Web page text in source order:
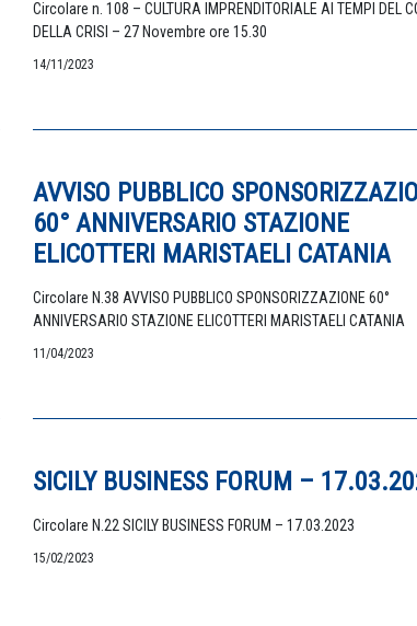
Circolare n. 108 – CULTURA IMPRENDITORIALE AI TEMPI DEL
DELLA CRISI – 27 Novembre ore 15.30
14/11/2023
AVVISO PUBBLICO
60° ANNIVERSARIO STAZIONE
ELICOTTERI MARISTAELI CATANIA
Circolare N.38 AVVISO PUBBLICO SPONSORIZZAZIONE 60°
ANNIVERSARIO STAZIONE ELICOTTERI MARISTAELI CATANIA
11/04/2023
SICILY BUSINESS FORUM –
Circolare N.22 SICILY BUSINESS FORUM – 17.03.2023
15/02/2023